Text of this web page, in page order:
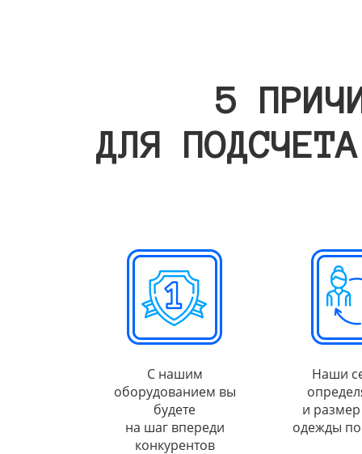
5
ДЛЯ
С нашим
оборудованием вы
будете
на шаг впереди
конкурентов
Наши
и
одежды